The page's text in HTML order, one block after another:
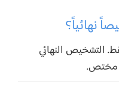
نهائياً؟
التشخيص النهائي
مختص.